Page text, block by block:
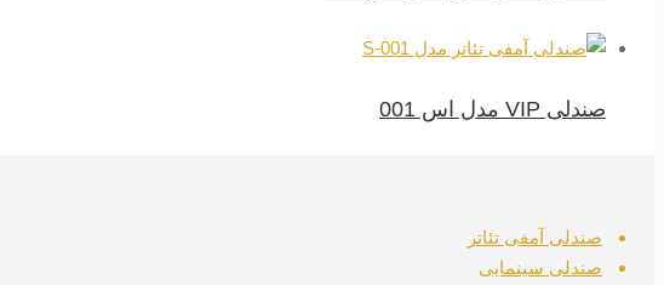
صندلی VIP مدل اس 001
صندلی آمفی تئاتر
صندلی سینمایی